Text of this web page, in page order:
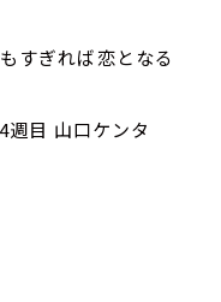
すぎれば恋となる
山口ケンタ